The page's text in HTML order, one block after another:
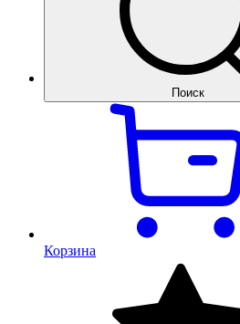
Поиск
Корзина